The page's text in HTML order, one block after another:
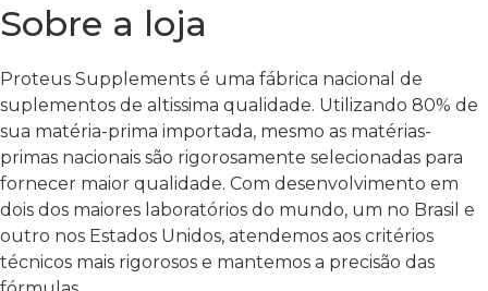
Sobre a loja
Proteus Supplements é uma fábrica nacional de
suplementos de altissima qualidade. Utilizando 80% de
sua matéria-prima importada, mesmo as matérias-
primas nacionais são rigorosamente selecionadas para
fornecer maior qualidade. Com desenvolvimento em
dois dos maiores laboratórios do mundo, um no Brasil e
outro nos Estados Unidos, atendemos aos critérios
técnicos mais rigorosos e mantemos a precisão das